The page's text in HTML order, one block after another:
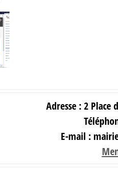
Adresse : 2 Place
E-mail :